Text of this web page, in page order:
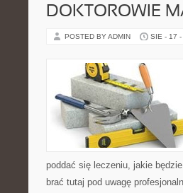
DOKTOROWIE
POSTED BY ADMIN SIE - 17 -
poddać się leczeniu, jakie
brać tutaj pod uwagę